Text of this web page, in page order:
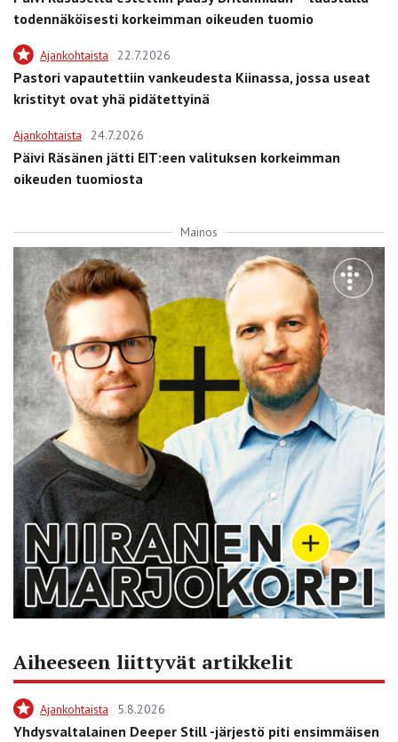
todennäköisesti korkeimman oikeuden tuomio
Ajankohtaista 22.7.2026
Pastori vapautettiin vankeudesta Kiinassa, jossa useat
kristityt ovat yhä pidätettyinä
Ajankohtaista 24.7.2026
Päivi Räsänen jätti EIT:een valituksen korkeimman
oikeuden tuomiosta
Mainos
Aiheeseen liittyvät artikkelit
Ajankohtaista 5.8.2026
Yhdysvaltalainen Deeper Still -järjestö piti ensimmäisen